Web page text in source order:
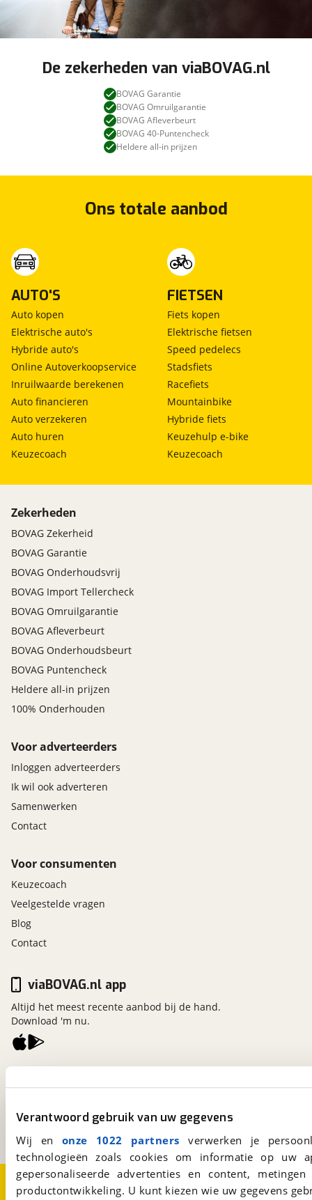
Verantwoord gebruik van uw gegevens
Wij en onze 1022 partners verwerken je
technologieën zoals cookies om informatie op
gepersonaliseerde advertenties en content,
productontwikkeling. U kunt kiezen wie uw gegevens
De zekerheden van viaBOVAG.nl
BOVAG Garantie
BOVAG Omruilgarantie
BOVAG Afleverbeurt
BOVAG 40-Puntencheck
Heldere all-in prijzen
Ons totale aanbod
AUTO'S
Auto kopen
Elektrische auto's
Hybride auto's
Online Autoverkoopservice
Inruilwaarde berekenen
Auto financieren
Auto verzekeren
Auto huren
Keuzecoach
FIETSEN
Fiets kopen
Elektrische fietsen
Speed pedelecs
Stadsfiets
Racefiets
Mountainbike
Hybride fiets
Keuzehulp e-bike
Keuzecoach
Zekerheden
BOVAG Zekerheid
BOVAG Garantie
BOVAG Onderhoudsvrij
BOVAG Import Tellercheck
BOVAG Omruilgarantie
BOVAG Afleverbeurt
BOVAG Onderhoudsbeurt
BOVAG Puntencheck
Heldere all-in prijzen
100% Onderhouden
Voor adverteerders
Inloggen adverteerders
Ik wil ook adverteren
Samenwerken
Contact
Voor consumenten
Keuzecoach
Veelgestelde vragen
Blog
Contact
Een initiatief van
viaBOVAG.nl app
Altijd het meest recente aanbod bij de hand.
Download 'm nu.
Over viaBOVAG.nlDisclaimer- en Privacyverklaring
CookievoorkeurenVacatures